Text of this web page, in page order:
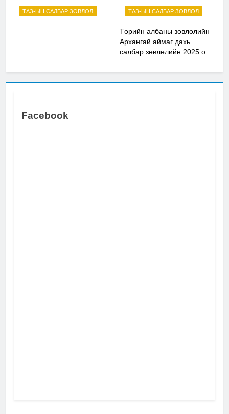
ТАЗ-ЫН САЛБАР ЗӨВЛӨЛ ТАЗ-ЫН САЛБАР ЗӨВЛӨЛ
Төрийн албаны зөвлөлийн
Архангай аймаг дахь
салбар зөвлөлийн 2025 оны
төлөвлөгөө
Facebook